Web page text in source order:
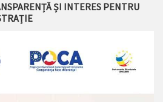
ȘI INTERES PENTRU